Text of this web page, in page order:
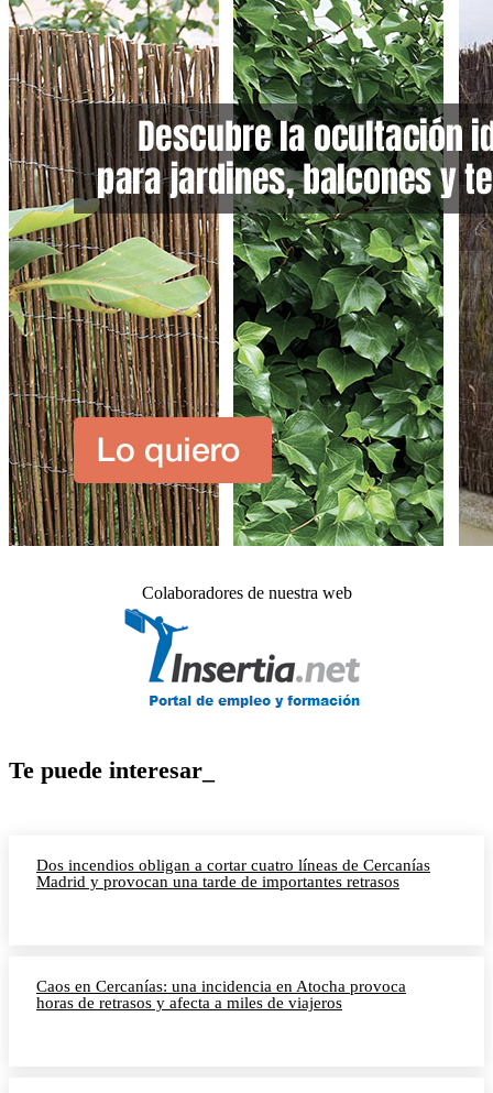
Colaboradores de nuestra web
Te puede interesar_
Dos incendios obligan a cortar cuatro líneas de Cercanías
Madrid y provocan una tarde de importantes retrasos
Caos en Cercanías: una incidencia en Atocha provoca
horas de retrasos y afecta a miles de viajeros